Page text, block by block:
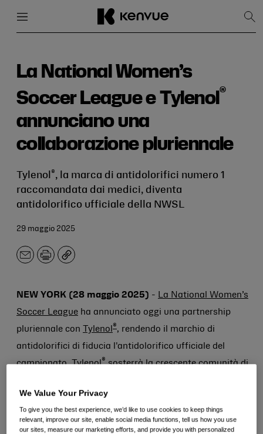
contenuto
La National Women’s
Soccer League e Tylenol ®
annunciano una
collaborazione pluriennale
Tylenol ® , la marca di antidolorifici numero 1
raccomandata dai medici, diventa
antidolorifico ufficiale della NWSL
29 maggio 2025
E-
Stampa
Copia
NEW YORK (28 maggio 2025) - La National Women’s
Soccer League ha annunciato oggi una partnership
pluriennale con Tylenol ® , rendendo il marchio di
antidolorifici di fiducia l'antidolorifico ufficiale del
campionato. Tylenol®sosterrà la crescente comunità di
ed efficace.
Tylenol ®, che è il primo marchio di antidolorifici
We Value Your Privacy
To give you the best experience, we’d like to use cookies to keep things
relevant, improve our site, enable social media functions, tell us how you use
our sites, measure our marketing efforts, and provide you with personalized